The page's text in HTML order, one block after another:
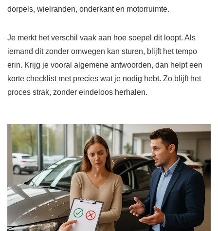
dorpels, wielranden, onderkant en motorruimte.
Je merkt het verschil vaak aan hoe soepel dit loopt. Als
iemand dit zonder omwegen kan sturen, blijft het tempo
erin. Krijg je vooral algemene antwoorden, dan helpt een
korte checklist met precies wat je nodig hebt. Zo blijft het
proces strak, zonder eindeloos herhalen.